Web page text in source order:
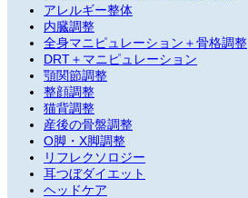
アレルギー整体
内臓調整
全身マニピュレーション＋骨格調整
DRT＋マニピュレーション
顎関節調整
整顔調整
猫背調整
産後の骨盤調整
O脚・X脚調整
リフレクソロジー
耳つぼダイエット
ヘッドケア